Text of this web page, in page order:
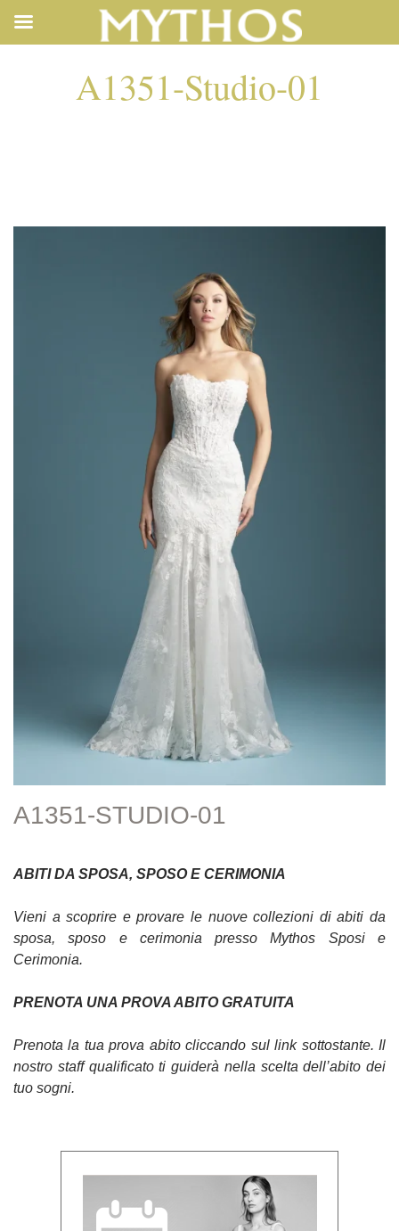
A1351-Studio-01
A1351-STUDIO-01
ABITI DA SPOSA, SPOSO E CERIMONIA
Vieni a scoprire e provare le nuove collezioni di abiti da
sposa, sposo e cerimonia presso Mythos Sposi e
Cerimonia.
PRENOTA UNA PROVA ABITO GRATUITA
Prenota la tua prova abito cliccando sul link sottostante. Il
nostro staff qualificato ti guiderà nella scelta dell’abito dei
tuo sogni.